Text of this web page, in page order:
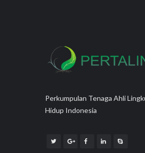
Perkumpulan Tenaga Ahli
Hidup Indonesia